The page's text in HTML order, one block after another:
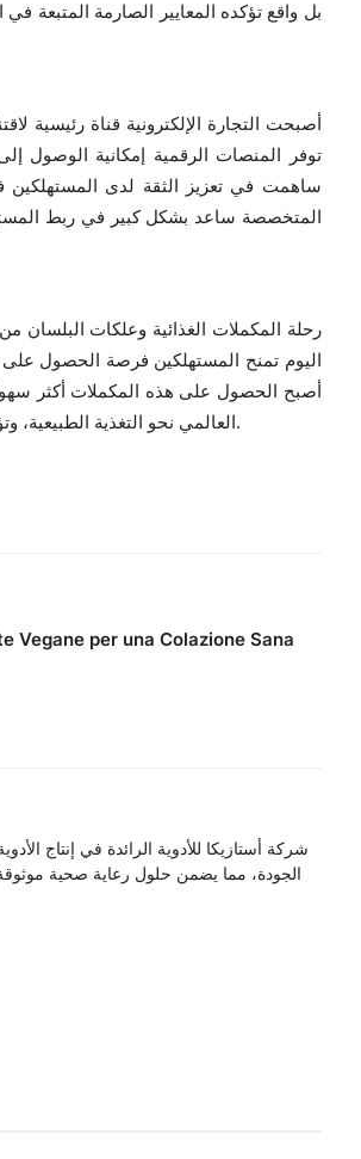
بل واقع تؤكده المعايير الصارمة المتبعة
أصبحت التجارة الإلكترونية قناة رئيسية
توفر المنصات الرقمية إمكانية الوصول
ساهمت في تعزيز الثقة لدى المستهلكين في
المتخصصة ساعد بشكل كبير في ربط
رحلة المكملات الغذائية وعلكات البلسان
اليوم تمنح المستهلكين فرصة الحصول على
العالمي نحو التغذية الطبيعية، وتؤكد أن المستقبل يحمل المزيد من الفرص لتعزيز الصحة من خلال منتجات مبتكرة وفعالة.
Vegane per una Colazione Sana
شركة أستازيكا للأدوية الرائدة في إنتاج
الجودة، مما يضمن حلول رعاية صحية